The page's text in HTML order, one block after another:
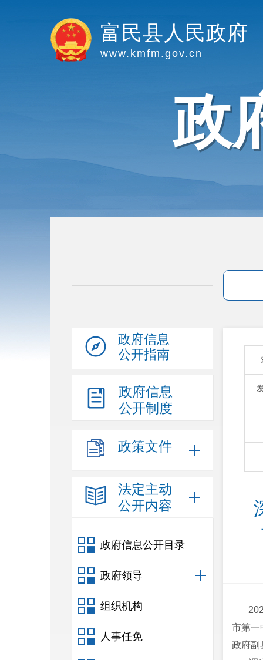
富民县人民政府
www.kmfm.gov.cn
政
政府信息
公开指南
政府信息
公开制度
政策文件
法定主动
公开内容
政府信息公开目录
政府领导
组织机构
人事任免
2023
市第一
政府副